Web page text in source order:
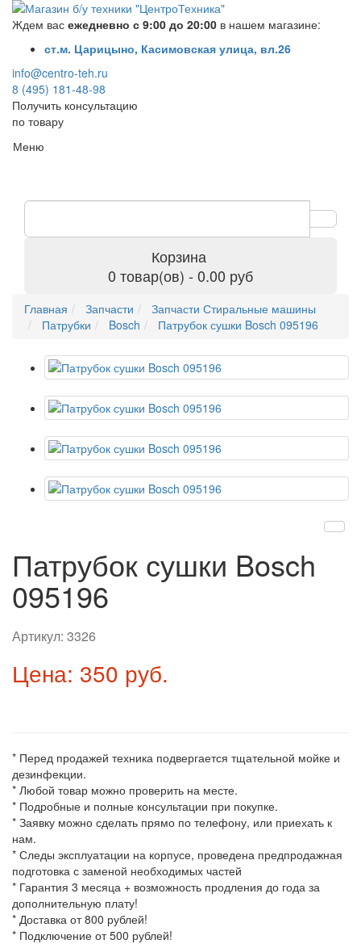
Ждем вас ежедневно с 9:00 до 20:00 в нашем магазине:
ст.м. Царицыно, Касимовская улица, вл.26
info@centro-teh.ru
8 (495) 181-48-98
Получить консультацию
по товару
Меню
Корзина
0 товар(ов) - 0.00 руб
Главная Запчасти
Запчасти Стиральные машины
Патрубки
Bosch Патрубок сушки Bosch 095196
Патрубок сушки Bosch
095196
Артикул: 3326
Цена: 350 руб.
* Перед продажей техника подвергается тщательной мойке и
дезинфекции.
* Любой товар можно проверить на месте.
* Подробные и полные консультации при покупке.
* Заявку можно сделать прямо по телефону, или приехать к
нам.
* Следы эксплуатации на корпусе, проведена предпродажная
подготовка с заменой необходимых частей
* Гарантия 3 месяца + возможность продления до года за
дополнительную плату!
* Доставка от 800 рублей!
* Подключение от 500 рублей!